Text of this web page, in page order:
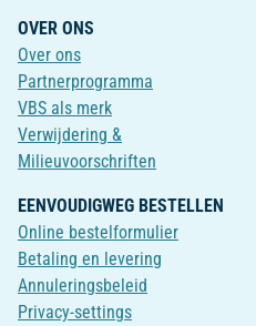
OVER ONS
Over ons
Partnerprogramma
VBS als merk
Verwijdering &
Milieuvoorschriften
EENVOUDIGWEG BESTELLEN
Online bestelformulier
Betaling en levering
Annuleringsbeleid
Privacy-settings